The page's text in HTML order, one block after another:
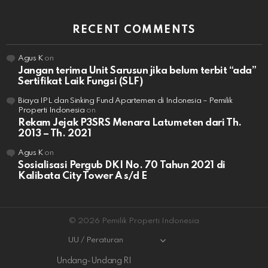
RECENT COMMENTS
Agus Kon
Jangan terima Unit Sarusun jika belum terbit “ada”
Sertifikat Laik Fungsi (SLF)
Biaya IPL dan Sinking Fund Apartemen di Indonesia – Pemilik
Properti Indonesia on
Rekam Jejak P3SRS Menara Latumeten dari Th.
2013 – Th. 2021
Agus Kon
Sosialisasi Pergub DKI No. 70 Tahun 2021 di
Kalibata City Tower A s/d E
© 2026 Pemilik Properti Indonesia
UU / Peraturan
Undang-Undang RI